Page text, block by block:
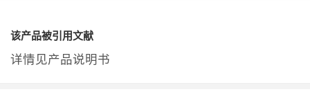
该产品被引用文献
详情见产品说明书